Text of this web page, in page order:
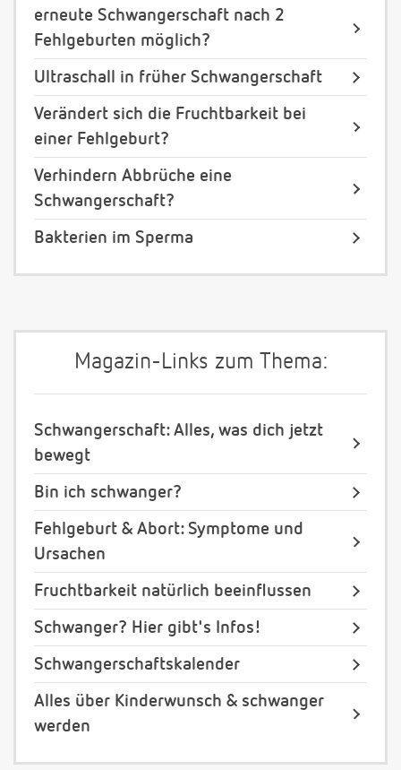
erneute Schwangerschaft nach 2
Fehlgeburten möglich?
Ultraschall in früher Schwangerschaft
Verändert sich die Fruchtbarkeit bei
einer Fehlgeburt?
Verhindern Abbrüche eine
Schwangerschaft?
Bakterien im Sperma
Magazin-Links zum Thema:
Schwangerschaft: Alles, was dich jetzt
bewegt
Bin ich schwanger?
Fehlgeburt & Abort: Symptome und
Ursachen
Fruchtbarkeit natürlich beeinflussen
Schwanger? Hier gibt's Infos!
Schwangerschaftskalender
Alles über Kinderwunsch & schwanger
werden